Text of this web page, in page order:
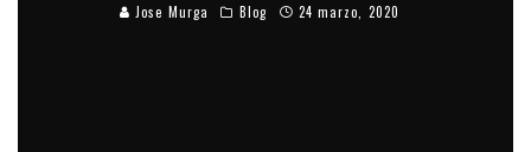
Jose Murga Blog 24 marzo, 2020